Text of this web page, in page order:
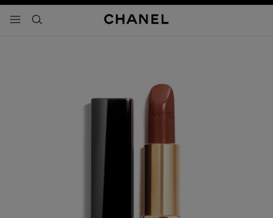
- navegación principal
buscar